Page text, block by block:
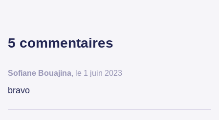
5 commentaires
Sofiane Bouajina, le 1 juin 2023
bravo